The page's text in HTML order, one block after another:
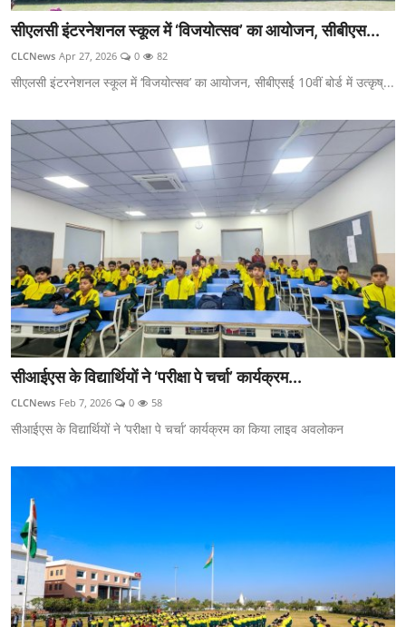
सीएलसी इंटरनेशनल स्कूल में ‘विजयोत्सव’ का आयोजन, सीबीएस...
CLCNews Apr 27, 2026 0 82
सीएलसी इंटरनेशनल स्कूल में ‘विजयोत्सव’ का आयोजन, सीबीएसई 10वीं बोर्ड में उत्कृष्...
सीआईएस के विद्यार्थियों ने ‘परीक्षा पे चर्चा’ कार्यक्रम...
CLCNews Feb 7, 2026 0 58
सीआईएस के विद्यार्थियों ने ‘परीक्षा पे चर्चा’ कार्यक्रम का किया लाइव अवलोकन